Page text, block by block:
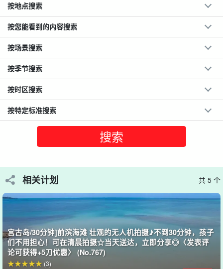
用无人机从空中拍摄的特别照片☆。
由具有国家资质的无人机飞行员进行航拍。这对新人还将与美丽的
从地面和天空切入的壮观场景是该计划的独特之处。
按地点搜索
按您能看到的内容搜索
按场景搜索
按季节搜索
按时区搜索
按特定标准搜索
相关计划 共 5 个
宫古岛/30分钟]前滨海滩 壮观的无人机拍摄♪不到30分钟，孩子
们不用担心！可在清晨拍摄☆当天送达，立即分享◎〈发表评
论可获得+5刀优惠〉 (No.767)
(3)